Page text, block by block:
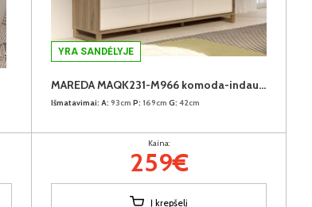
YRA SANDĖLYJE
MAREDA MAQK231-M966 komoda-indauja
Išmatavimai: A: 93cm P: 169cm G: 42cm
Kaina:
259€
Į krepšelį